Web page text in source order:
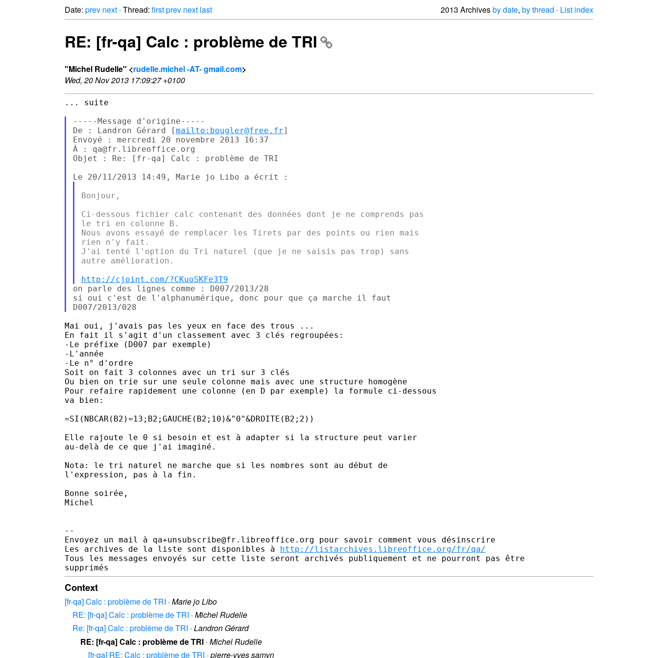
Date: prev next · Thread: firstprev next last 2013 Archivesby date, by thread · List index
RE: [fr-qa] Calc : problème de TRI
"Michel Rudelle" <rudelle.michel -AT- gmail.com>
Wed, 20 Nov 2013 17:09:27 +0100
... suite
-----Message d'origine-----
De : Landron Gérard [mailto:bougler@free.fr]
Envoyé : mercredi 20 novembre 2013 16:37
À : qa@fr.libreoffice.org
Objet : Re: [fr-qa] Calc : problème de TRI
Bonjour,
Ci-dessous fichier calc contenant des données dont je ne comprends pas
le tri en colonne B.
Nous avons essayé de remplacer les Tirets par des points ou rien mais
rien n'y fait.
J'ai tenté l'option du Tri naturel (que je ne saisis pas trop) sans
autre amélioration.
http://cjoint.com/?CKuoSKFe3T9
on parle des lignes comme : D007/2013/28
si oui c'est de l'alphanumérique, donc pour que ça marche il faut
Mai oui, j'avais pas les yeux en face des trous ...
En fait il s'agit d'un classement avec 3 clés regroupées:
-Le préfixe (D007 par exemple)
-L'année
-Le n° d'ordre
Soit on fait 3 colonnes avec un tri sur 3 clés
Ou bien on trie sur une seule colonne mais avec une structure homogène
Pour refaire rapidement une colonne (en D par exemple) la formule ci-dessous
va bien:
=SI(NBCAR(B2)=13;B2;GAUCHE(B2;10)&"0"&DROITE(B2;2))
Elle rajoute le 0 si besoin et est à adapter si la structure peut varier
au-delà de ce que j'ai imaginé.
Nota: le tri naturel ne marche que si les nombres sont au début de
l'expression, pas à la fin.
Bonne soirée,
Michel
--
Envoyez un mail à qa+unsubscribe@fr.libreoffice.org pour savoir comment vous désinscrire
Les archives de la liste sont disponibles à http://listarchives.libreoffice.org/fr/qa/
Tous les messages envoyés sur cette liste seront archivés publiquement et ne pourront pas être
Context
[fr-qa] Calc : problème de TRI · Marie jo Libo
RE: [fr-qa] Calc : problème de TRI · Michel Rudelle
Re: [fr-qa] Calc : problème de TRI · Landron Gérard
RE: [fr-qa] Calc : problème de TRI · Michel Rudelle
[fr-qa] RE: Calc : problème de TRI · pierre-yves samyn